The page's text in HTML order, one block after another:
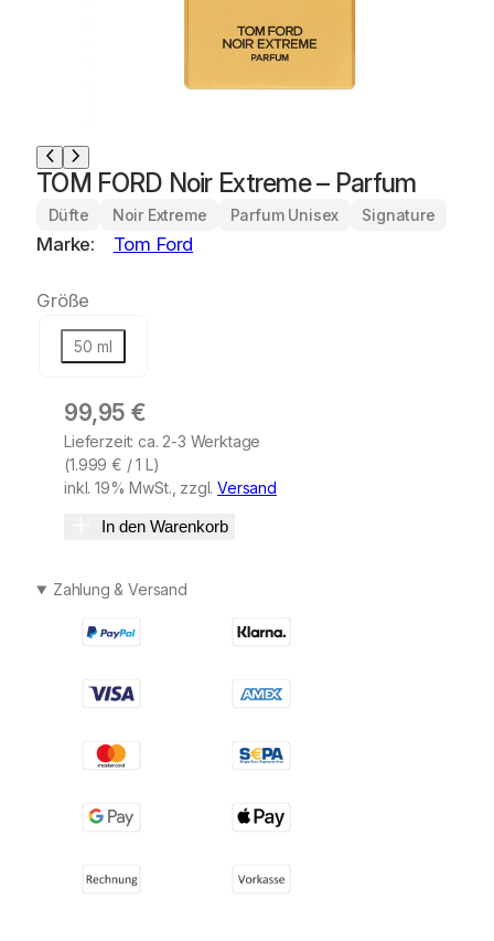
TOM FORD Noir Extreme – Parfum
Düfte Noir Extreme Parfum Unisex Signature
Marke: Tom Ford
Größe
50 ml
99,95€
Lieferzeit: ca. 2-3 Werktage
(1.999 € / 1 L)
inkl. 19% MwSt., zzgl.Versand
In den Warenkorb
Zahlung & Versand